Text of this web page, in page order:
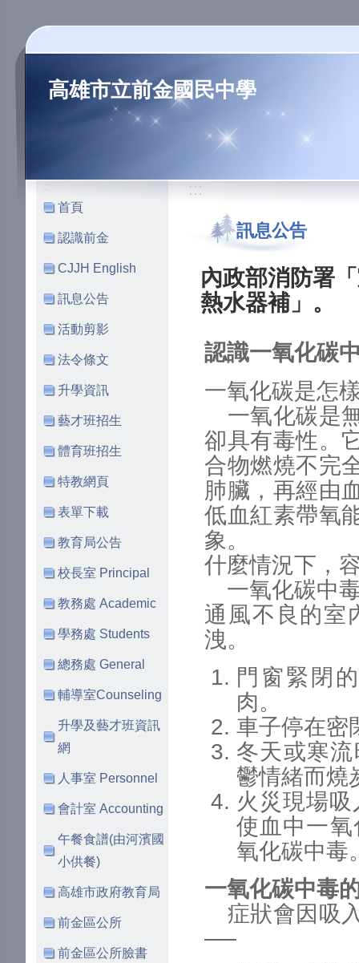
高雄市立前金國民中學
:::
首頁
認識前金
CJJH English
訊息公告
活動剪影
法令條文
升學資訊
藝才班招生
體育班招生
特教網頁
表單下載
教育局公告
校長室 Principal
教務處 Academic
學務處 Students
總務處 General
輔導室Counseling
升學及藝才班資訊
網
人事室 Personnel
會計室 Accounting
午餐食譜(由河濱國
小供餐)
高雄市政府教育局
前金區公所
前金區公所臉書
:::
訊息公告
內政部消防署
熱水器補」。
認識一氧化碳
一氧化碳是怎
一氧化碳是
卻具有毒性。
合物燃燒不完
肺臟，再經由
低血紅素帶氧
象。
什麼情況下，
一氧化碳中
通風不良的室
洩。
門窗緊閉
肉。
車子停在密
冬天或寒
鬱情緒而燒
火災現場
使血中一
氧化碳中毒
一氧化碳中毒
症狀會因吸
──